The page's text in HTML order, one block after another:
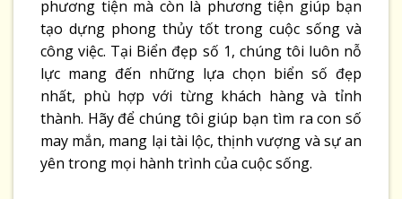
phương tiện mà còn là phương tiện giúp bạn
tạo dựng phong thủy tốt trong cuộc sống và
công việc. Tại Biển đẹp số 1, chúng tôi luôn nỗ
lực mang đến những lựa chọn biển số đẹp
nhất, phù hợp với từng khách hàng và tỉnh
thành. Hãy để chúng tôi giúp bạn tìm ra con số
may mắn, mang lại tài lộc, thịnh vượng và sự an
yên trong mọi hành trình của cuộc sống.